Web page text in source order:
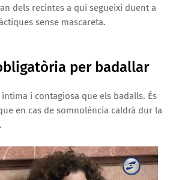
dels recintes a qui segueixi duent a
sense mascareta.
per badallar
i contagiosa que els badalls. És
en cas de somnolència caldrà dur la